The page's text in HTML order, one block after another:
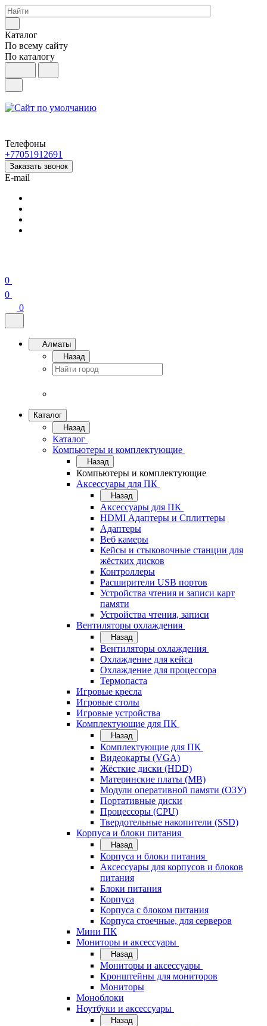
Каталог
По всему сайту
По каталогу
Телефоны
+77051912691
Заказать звонок
E-mail
0
0
0
Алматы
Назад
Каталог
Назад
Каталог
Компьютеры и комплектующие
Назад
Компьютеры и комплектующие
Аксессуары для ПК
Назад
Аксессуары для ПК
HDMI Адаптеры и Сплиттеры
Адаптеры
Веб камеры
Кейсы и стыковочные станции для
жёстких дисков
Контроллеры
Расширители USB портов
Устройства чтения и записи карт
памяти
Устройства чтения, записи
Вентиляторы охлаждения
Назад
Вентиляторы охлаждения
Охлаждение для кейса
Охлаждение для процессора
Термопаста
Игровые кресла
Игровые столы
Игровые устройства
Комплектующие для ПК
Назад
Комплектующие для ПК
Видеокарты (VGA)
Жёсткие диски (HDD)
Материнские платы (MB)
Модули оперативной памяти (ОЗУ)
Портативные диски
Процессоры (CPU)
Твердотельные накопители (SSD)
Корпуса и блоки питания
Назад
Корпуса и блоки питания
Аксессуары для корпусов и блоков
питания
Блоки питания
Корпуса
Корпуса с блоком питания
Корпуса стоечные, для серверов
Мини ПК
Мониторы и аксессуары
Назад
Мониторы и аксессуары
Кронштейны для мониторов
Мониторы
Моноблоки
Ноутбуки и аксессуары
Назад